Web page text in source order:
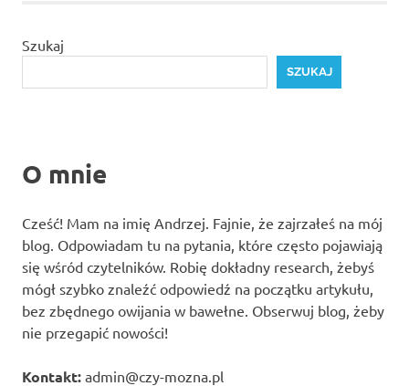
Szukaj
SZUKAJ
O mnie
Cześć! Mam na imię Andrzej. Fajnie, że zajrzałeś na mój
blog. Odpowiadam tu na pytania, które często pojawiają
się wśród czytelników. Robię dokładny research, żebyś
mógł szybko znaleźć odpowiedź na początku artykułu,
bez zbędnego owijania w bawełne. Obserwuj blog, żeby
nie przegapić nowości!
Kontakt: admin@czy-mozna.pl